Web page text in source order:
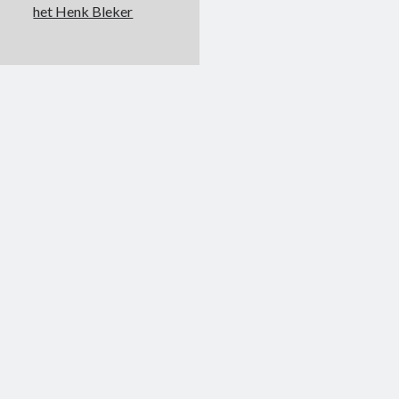
het Henk Bleker